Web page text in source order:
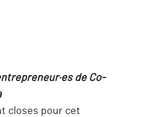
de Co-
closes pour cet